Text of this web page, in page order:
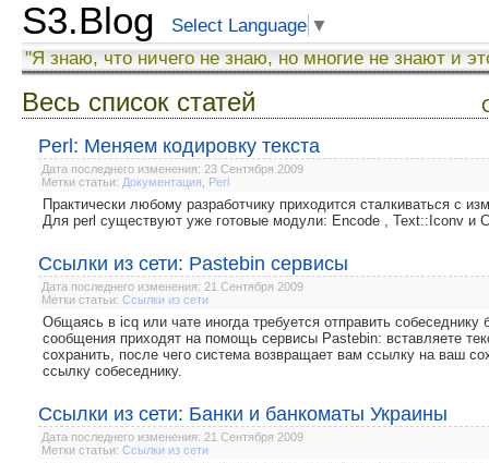
S3.Blog Select Language ▼
"Я знаю, что ничего не знаю, но многие не знают и
Весь список статей
Perl: Меняем кодировку текста
Дата последнего изменения: 23 Сентября 2009
Метки статьи: Документация Perl
Практически любому разработчику приходится сталкиваться с
Для perl существуют уже готовые модули: Encode , Text::Iconv и
Ссылки из сети: Pastebin сервисы
Дата последнего изменения: 21 Сентября 2009
Метки статьи: Ссылки из сети
Общаясь в icq или чате иногда требуется отправить
сообщения приходят на помощь сервисы Pastebin: вставляете
сохранить, после чего система возвращает вам ссылку на ваш
ссылку собеседнику.
Ссылки из сети: Банки и банкоматы Украины
Дата последнего изменения: 21 Сентября 2009
Метки статьи: Ссылки из сети